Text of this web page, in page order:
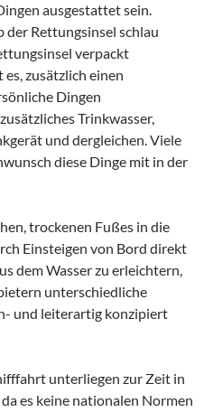
ausgestattet sein.
der Rettungsinsel schlau
verpackt
zusätzlich einen
Dingen
Trinkwasser,
und dergleichen. Viele
diese Dinge mit in der
trockenen Fußes in die
Einsteigen von Bord direkt
dem Wasser zu erleichtern,
unterschiedliche
und leiterartig konzipiert
unterliegen zur Zeit in
es keine nationalen Normen